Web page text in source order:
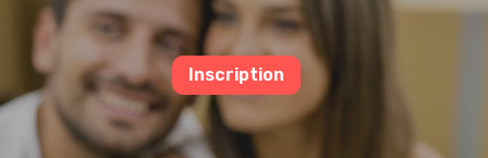
Inscription